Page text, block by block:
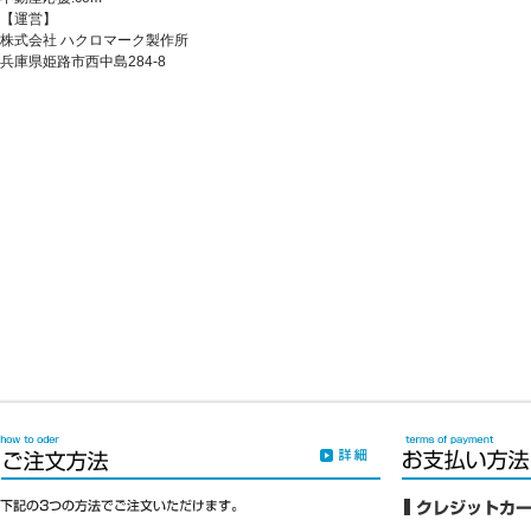
【運営】
株式会社 ハクロマーク製作所
兵庫県姫路市西中島284-8